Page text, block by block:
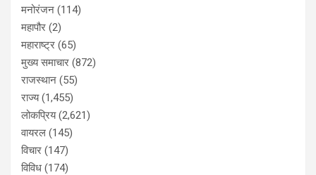
मनोरंजन (114)
महापौर (2)
महाराष्ट्र (65)
मुख्य समाचार (872)
राजस्थान (55)
राज्य(1,455)
लोकप्रिय(2,621)
वायरल (145)
विचार (147)
विविध (174)